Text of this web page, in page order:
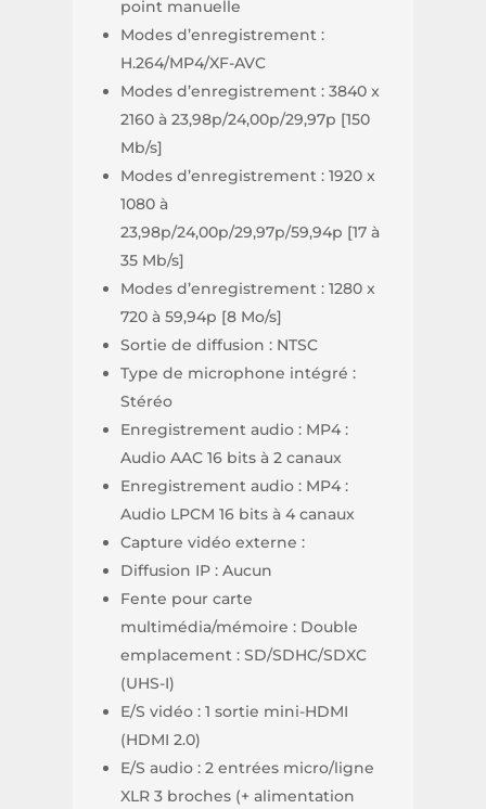
point manuelle
Modes d’enregistrement :
H.264/MP4/XF-AVC
Modes d’enregistrement : 3840 x
2160 à 23,98p/24,00p/29,97p [150
Mb/s]
Modes d’enregistrement : 1920 x
1080 à
23,98p/24,00p/29,97p/59,94p [17 à
35 Mb/s]
Modes d’enregistrement : 1280 x
720 à 59,94p [8 Mo/s]
Sortie de diffusion : NTSC
Type de microphone intégré :
Stéréo
Enregistrement audio : MP4 :
Audio AAC 16 bits à 2 canaux
Enregistrement audio : MP4 :
Audio LPCM 16 bits à 4 canaux
Capture vidéo externe :
Diffusion IP : Aucun
Fente pour carte
multimédia/mémoire : Double
emplacement : SD/SDHC/SDXC
(UHS-I)
E/S vidéo : 1 sortie mini-HDMI
(HDMI 2.0)
E/S audio : 2 entrées micro/ligne
XLR 3 broches (+ alimentation